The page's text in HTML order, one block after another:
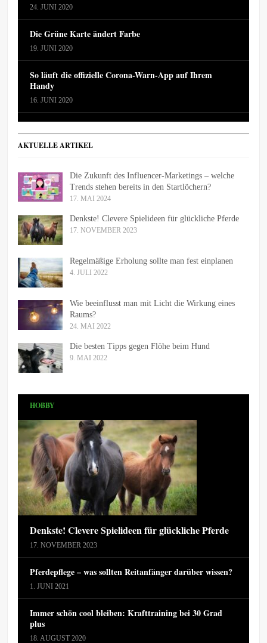
24. JUNI 2020
Die Grüne Karte ändert Farbe
19. JUNI 2020
So läuft die offizielle Corona-Warn-App auf Ihrem
Handy
16. JUNI 2020
AKTUELLE ARTIKEL
Die Zukunft des Influencer-Marketings – welche
Trends stehen bereits in den Startlöchern?
17. MAI 2024
Denkste! Clevere Spielideen für glückliche Pferde
17. NOVEMBER 2023
Regelmäßige Erholung sollte man fest einplanen
4. JULI 2022
Wie beeinflusst man mit Licht die Wirkung eines
Raums?
24. MAI 2022
Die besten Tipps gegen Flöhe beim Hund
9. MAI 2022
HOBBY
Denkste! Clevere Spielideen für glückliche Pferde
17. NOVEMBER 2023
Pferdepflege – was sollten Reitanfänger darüber wissen?
1. JUNI 2021
Immer schön cool bleiben: Krafttraining bei 30 Grad
plus
18. AUGUST 2020